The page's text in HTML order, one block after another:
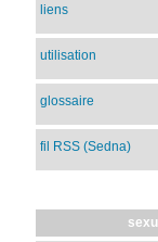
liens
utilisation
glossaire
fil RSS (Sedna)